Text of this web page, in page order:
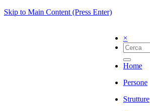
Skip to Main Content (Press Enter)
×
Home
Persone
Strutture